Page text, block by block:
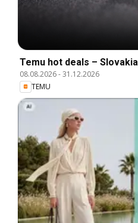
Temu hot deals – Slovakia
08.08.2026-31.12.2026
TEMU